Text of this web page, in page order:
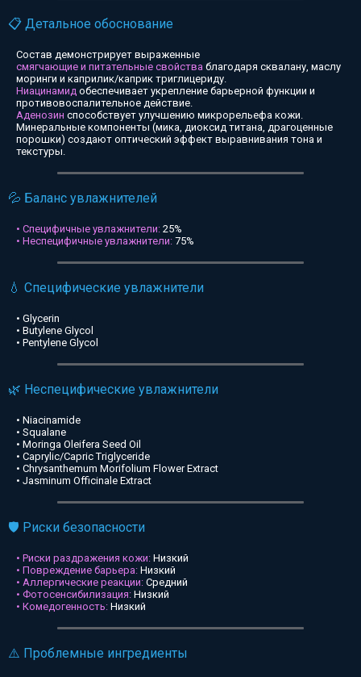
📋 Детальное обоснование
Состав демонстрирует выраженные
смягчающие и питательные свойства благодаря сквалану, маслу
моринги и каприлик/каприк триглицериду.
Ниацинамид обеспечивает укрепление барьерной функции и
противовоспалительное действие.
Аденозин способствует улучшению микрорельефа кожи.
Минеральные компоненты (мика, диоксид титана, драгоценные
порошки) создают оптический эффект выравнивания тона и
текстуры.
💦 Баланс увлажнителей
• Специфичные увлажнители: 25%
• Неспецифичные увлажнители: 75%
💧 Специфические увлажнители
• Glycerin
• Butylene Glycol
• Pentylene Glycol
🌿 Неспецифические увлажнители
• Niacinamide
• Squalane
• Moringa Oleifera Seed Oil
• Caprylic/Capric Triglyceride
• Chrysanthemum Morifolium Flower Extract
• Jasminum Officinale Extract
🛡️ Риски безопасности
• Риски раздражения кожи: Низкий
• Повреждение барьера: Низкий
• Аллергические реакции: Средний
• Фотосенсибилизация: Низкий
• Комедогенность: Низкий
⚠️ Проблемные ингредиенты